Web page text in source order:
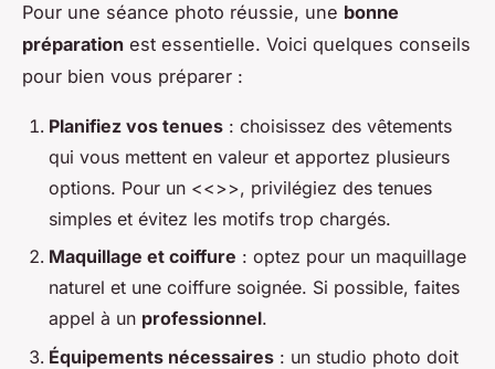
Pour une séance photo réussie, une bonne
préparation est essentielle. Voici quelques conseils
pour bien vous préparer :
Planifiez vos tenues : choisissez des vêtements
qui vous mettent en valeur et apportez plusieurs
options. Pour un <<>>, privilégiez des tenues
simples et évitez les motifs trop chargés.
Maquillage et coiffure : optez pour un maquillage
naturel et une coiffure soignée. Si possible, faites
appel à un professionnel.
Équipements nécessaires : un studio photo doit